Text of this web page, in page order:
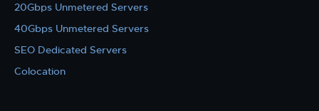
20Gbps Unmetered Servers
40Gbps Unmetered Servers
SEO Dedicated Servers
Colocation